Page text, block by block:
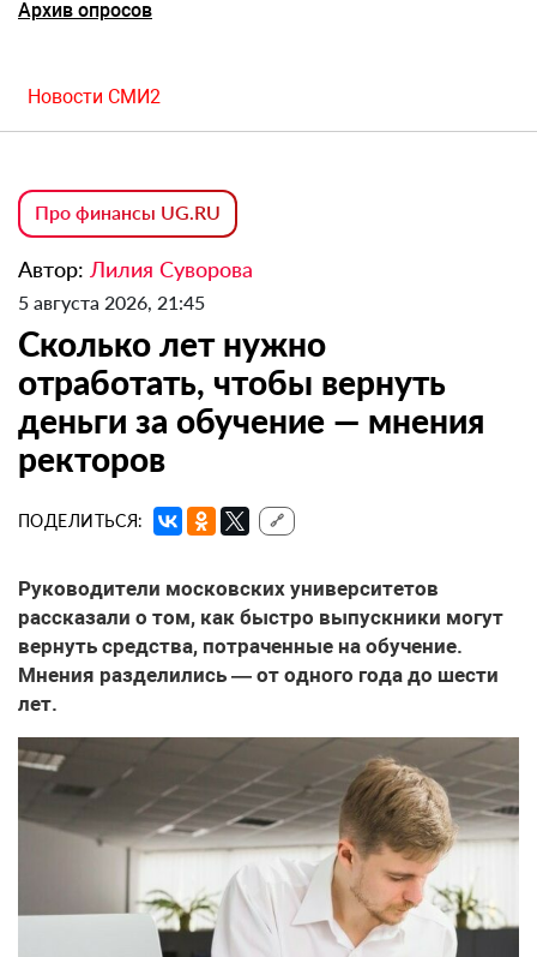
Архив опросов
Новости СМИ2
Про финансы UG.RU
Автор: Лилия Суворова
5 августа 2026, 21:45
Сколько лет нужно
отработать, чтобы вернуть
деньги за обучение — мнения
ректоров
ПОДЕЛИТЬСЯ: 🔗
Руководители московских университетов
рассказали о том, как быстро выпускники могут
вернуть средства, потраченные на обучение.
Мнения разделились — от одного года до шести
лет.